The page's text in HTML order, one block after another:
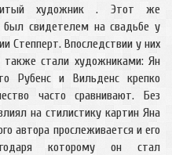
художник . Этот же
был свидетелем на свадьбе у
Степперт. Впоследствии у них
также стали художниками: Ян
Рубенс и Вильденс крепко
часто сравнивают. Без
на стилистику картин Яна
автора прослеживается и его
которому он стал